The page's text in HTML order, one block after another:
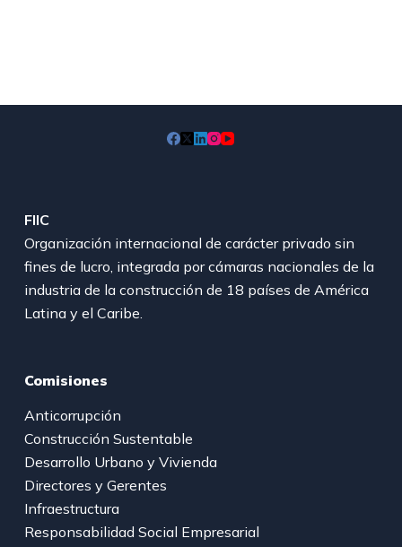
FIIC
Organización internacional de carácter privado sin
fines de lucro, integrada por cámaras nacionales de la
industria de la construcción de 18 países de América
Latina y el Caribe.
Comisiones
Anticorrupción
Construcción Sustentable
Desarrollo Urbano y Vivienda
Directores y Gerentes
Infraestructura
Responsabilidad Social Empresarial